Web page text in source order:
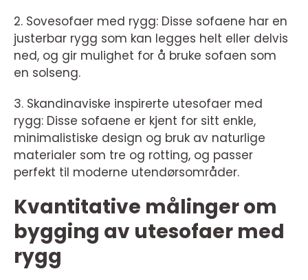
2. Sovesofaer med rygg: Disse sofaene har en
justerbar rygg som kan legges helt eller delvis
ned, og gir mulighet for å bruke sofaen som
en solseng.
3. Skandinaviske inspirerte utesofaer med
rygg: Disse sofaene er kjent for sitt enkle,
minimalistiske design og bruk av naturlige
materialer som tre og rotting, og passer
perfekt til moderne utendørsområder.
Kvantitative målinger om
bygging av utesofaer med
rygg